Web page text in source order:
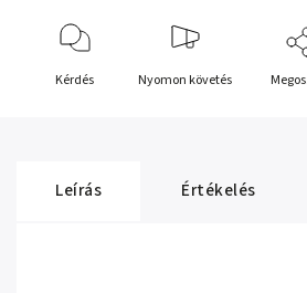
Kérdés Nyomon követés
Leírás Értékelés